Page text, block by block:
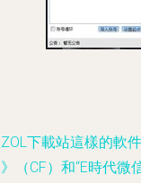
下載站這樣的軟
（CF）和“E時代微